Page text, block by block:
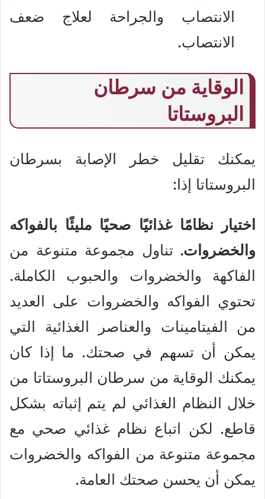
الانتصاب والجراحة لعلاج ضعف
الانتصاب.
الوقاية من سرطان
البروستاتا
يمكنك تقليل خطر الإصابة بسرطان
البروستاتا إذا:
اختيار نظامًا غذائيًا صحيًا مليئًا بالفواكه
والخضروات. تناول مجموعة متنوعة من
الفاكهة والخضروات والحبوب الكاملة.
تحتوي الفواكه والخضروات على العديد
من الفيتامينات والعناصر الغذائية التي
يمكن أن تسهم في صحتك. ما إذا كان
يمكنك الوقاية من سرطان البروستاتا من
خلال النظام الغذائي لم يتم إثباته بشكل
قاطع. لكن اتباع نظام غذائي صحي مع
مجموعة متنوعة من الفواكه والخضروات
يمكن أن يحسن صحتك العامة.